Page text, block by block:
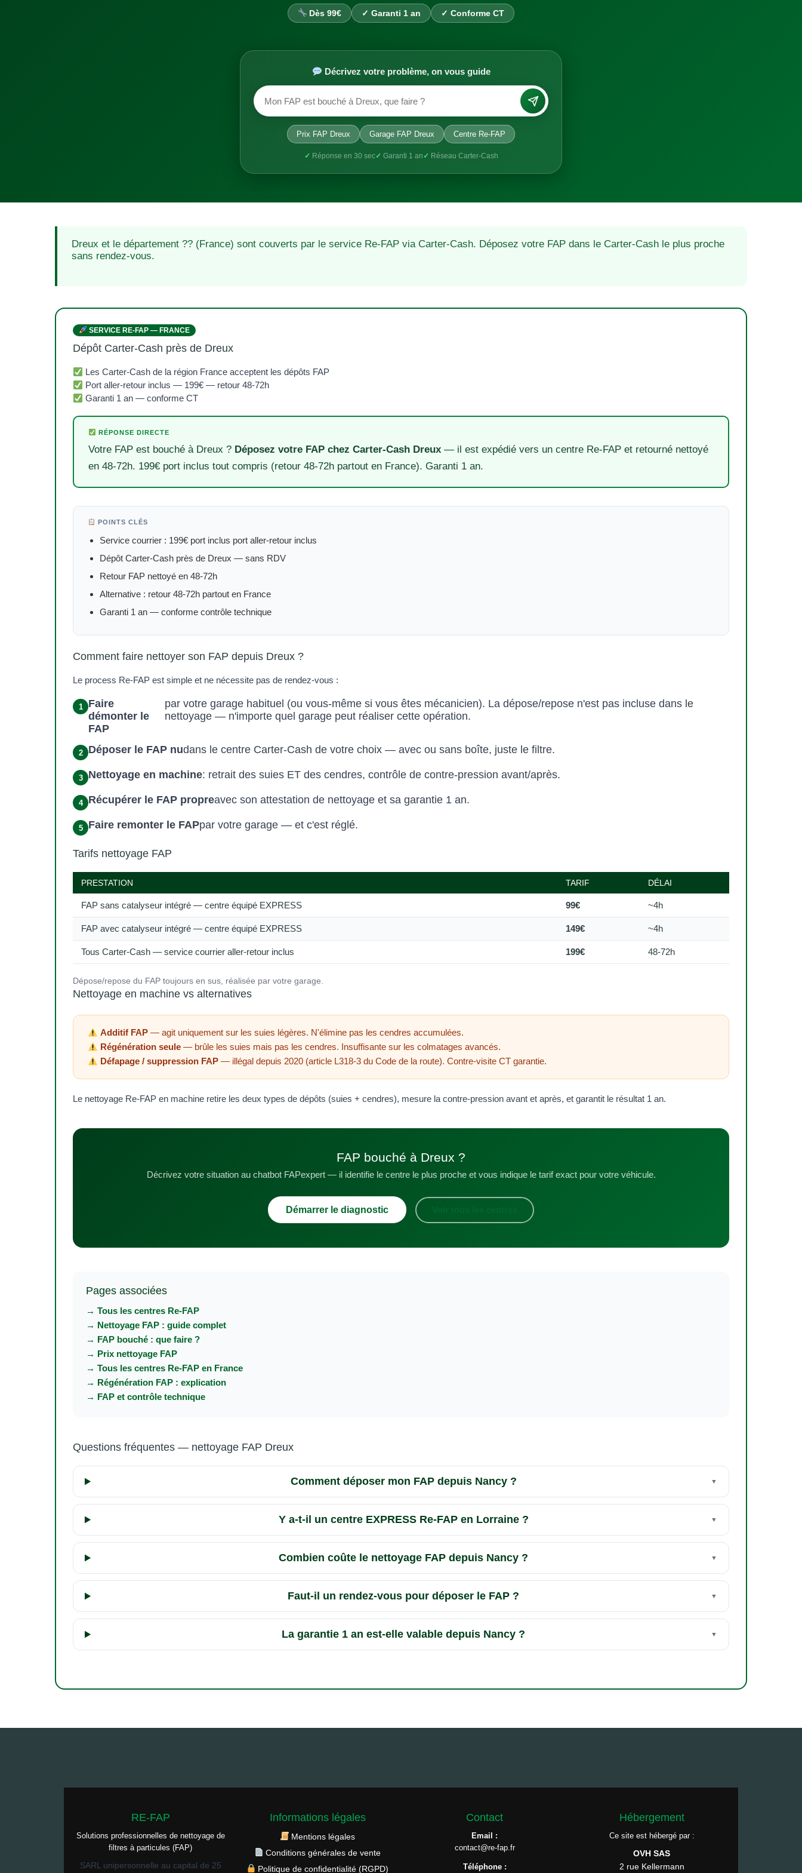
Dès 99€ ✓ Garanti 1 an ✓ Conforme CT
Décrivez votre problème, on vous guide
Prix FAP Dreux Garage FAP Dreux Centre Re-FAP
✓ Réponse en 30 sec✓ Garanti 1 an ✓ Réseau Carter-Cash
Dreux et le département ?? (France) sont couverts par le service Re-FAP via Carter-Cash. Déposez votre FAP dans le Carter-Cash le plus proche
sans rendez-vous.
SERVICE RE-FAP — FRANCE
Dépôt Carter-Cash près de Dreux
Les Carter-Cash de la région France acceptent les dépôts FAP
Port aller-retour inclus — 199€ — retour 48-72h
Garanti 1 an — conforme CT
RÉPONSE DIRECTE
Votre FAP est bouché à Dreux ? Déposez votre FAP chez Carter-Cash Dreux — il est expédié vers un centre Re-FAP et retourné nettoyé
en 48-72h. 199€ port inclus tout compris (retour 48-72h partout en France). Garanti 1 an.
POINTS CLÉS
Service courrier : 199€ port inclus port aller-retour inclus
Dépôt Carter-Cash près de Dreux — sans RDV
Retour FAP nettoyé en 48-72h
Alternative : retour 48-72h partout en France
Garanti 1 an — conforme contrôle technique
Comment faire nettoyer son FAP depuis Dreux ?
Le process Re-FAP est simple et ne nécessite pas de rendez-vous :
Faire
démonter le
FAP
par votre garage habituel (ou vous-même si vous êtes mécanicien). La dépose/repose n'est pas incluse dans le
nettoyage — n'importe quel garage peut réaliser cette opération.
Déposer le FAP nudans le centre Carter-Cash de votre choix — avec ou sans boîte, juste le filtre.
Nettoyage en machine: retrait des suies ET des cendres, contrôle de contre-pression avant/après.
Récupérer le FAP propreavec son attestation de nettoyage et sa garantie 1 an.
Faire remonter le FAPpar votre garage — et c'est réglé.
Tarifs nettoyage FAP
PRESTATION TARIF DÉLAI
FAP sans catalyseur intégré — centre équipé EXPRESS 99€ ~4h
FAP avec catalyseur intégré — centre équipé EXPRESS 149€ ~4h
Tous Carter-Cash — service courrier aller-retour inclus 199€ 48-72h
Dépose/repose du FAP toujours en sus, réalisée par votre garage.
Nettoyage en machine vs alternatives
Additif FAP — agit uniquement sur les suies légères. N'élimine pas les cendres accumulées.
Régénération seule — brûle les suies mais pas les cendres. Insuffisante sur les colmatages avancés.
Défapage / suppression FAP — illégal depuis 2020 (article L318-3 du Code de la route). Contre-visite CT garantie.
Le nettoyage Re-FAP en machine retire les deux types de dépôts (suies + cendres), mesure la contre-pression avant et après, et garantit le résultat 1 an.
FAP bouché à Dreux ?
Décrivez votre situation au chatbot FAPexpert — il identifie le centre le plus proche et vous indique le tarif exact pour votre véhicule.
Démarrer le diagnostic
Pages associées
→ Tous les centres Re-FAP
→ Nettoyage FAP : guide complet
→ FAP bouché : que faire ?
→ Prix nettoyage FAP
→ Tous les centres Re-FAP en France
→ Régénération FAP : explication
→ FAP et contrôle technique
Questions fréquentes — nettoyage FAP Dreux
Comment déposer mon FAP depuis Nancy ?
Y a-t-il un centre EXPRESS Re-FAP en Lorraine ?
Combien coûte le nettoyage FAP depuis Nancy ?
Faut-il un rendez-vous pour déposer le FAP ?
La garantie 1 an est-elle valable depuis Nancy ?
RE-FAP
Solutions professionnelles de nettoyage de
filtres à particules (FAP)
SARL unipersonnelle au capital de 25
Informations légales
Mentions légales
Conditions générales de vente
Politique de confidentialité (RGPD)
Contact
Email :
contact@re-fap.fr
Téléphone :
Hébergement
Ce site est hébergé par :
OVH SAS
2 rue Kellermann